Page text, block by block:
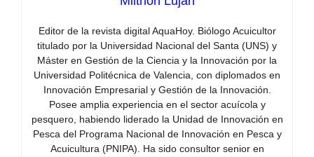
Editor de la revista digital AquaHoy. Biólogo Acuicultor
titulado por la Universidad Nacional del Santa (UNS) y
Máster en Gestión de la Ciencia y la Innovación por la
Universidad Politécnica de Valencia, con diplomados en
Innovación Empresarial y Gestión de la Innovación.
Posee amplia experiencia en el sector acuícola y
pesquero, habiendo liderado la Unidad de Innovación en
Pesca del Programa Nacional de Innovación en Pesca y
Acuicultura (PNIPA). Ha sido consultor senior en